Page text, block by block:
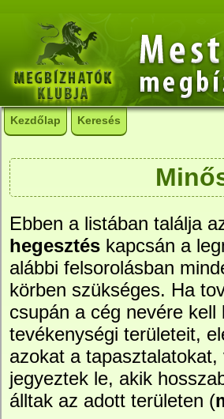
Kezdőlap Keresés
Ebben a listában találja
hegesztés kapcsán a
alábbi felsorolásban
körben szükséges. Ha
csupán a cég nevére
tevékenységi területeit,
azokat a
jegyeztek le, akik
álltak az adott területen (